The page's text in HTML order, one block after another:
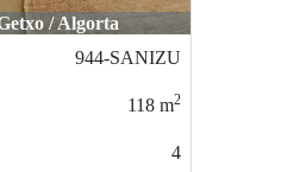
/ Algorta
944-SANIZU
118 m2
4